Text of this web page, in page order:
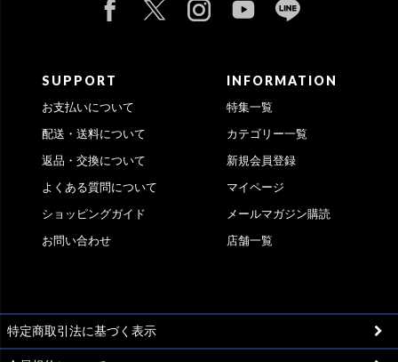
SUPPORT
お支払いについて
配送・送料について
返品・交換について
よくある質問について
ショッピングガイド
お問い合わせ
INFORMATION
特集一覧
カテゴリー一覧
新規会員登録
マイページ
メールマガジン購読
店舗一覧
特定商取引法に基づく表示